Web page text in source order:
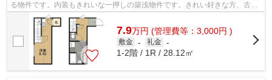
る物件です。内装もきれいな一押しの築浅物件です。きれい好きな方、古い
物件は苦手という方に。こちらの物件...
7.9万円 (管理費等：3,000円 )
敷金 - 礼金 -
1-2階 / 1R / 28.12㎡